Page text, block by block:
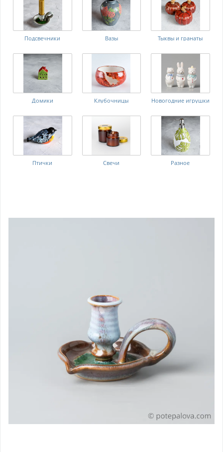
Подсвечники Вазы Тыквы и гранаты
Домики Клубочницы Новогодние игрушки
Птички Свечи Разное